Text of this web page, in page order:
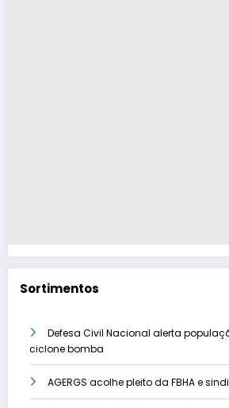
Sortimentos
Defesa Civil Nacional alerta
ciclone bomba
AGERGS acolhe pleito da FBHA e